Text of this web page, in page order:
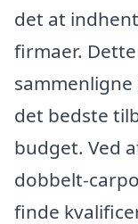
det at
firmaer.
det bedste
budget. Ved
dobbelt-
finde